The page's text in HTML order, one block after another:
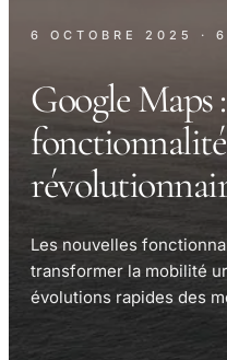
6 OCTOBRE 2025 ·
Google Maps
Les nouvelles
transformer la mobilité
évolutions rapides des